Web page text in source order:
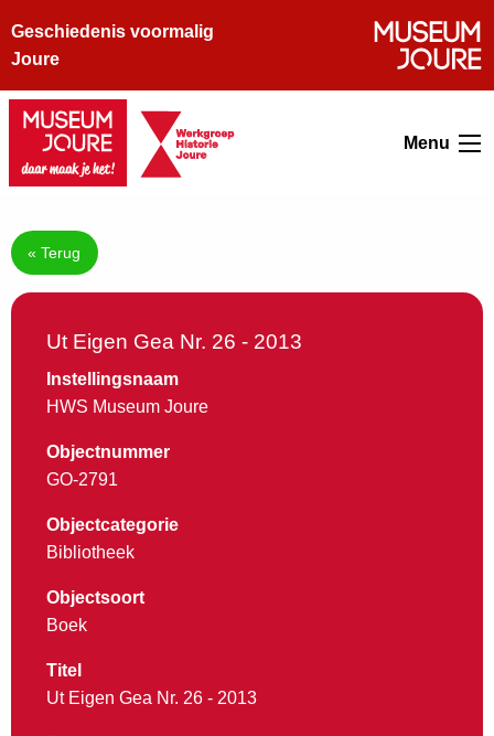
Geschiedenis voormalig
Joure
Menu
« Terug
Ut Eigen Gea Nr. 26 - 2013
Instellingsnaam
HWS Museum Joure
Objectnummer
GO-2791
Objectcategorie
Bibliotheek
Objectsoort
Boek
Titel
Ut Eigen Gea Nr. 26 - 2013